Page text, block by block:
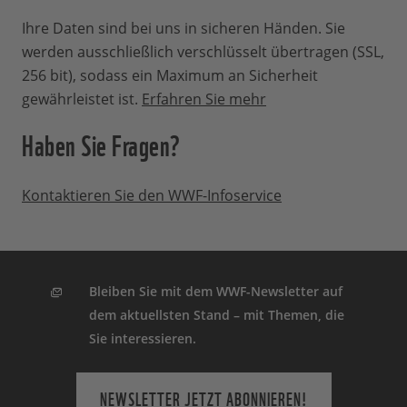
Was ist, wenn eine Patenschaft
endet?
Sollte eine Patenschaft und unsere damit
verbundene Arbeit vor Ort erfolgreich
abgeschlossen werden, informieren wir
Schließlich haben Sie zu dem
Patenschaft endet dann automatisch.
Kann man eine Patenschaft
wieder kündigen?
Ihre Daten sind bei uns in sicheren Händen. Sie
werden ausschließlich verschlüsselt übertragen (SSL,
256 bit), sodass ein Maximum an Sicherheit
gewährleistet ist. Erfahren Sie mehr
Haben Sie Fragen?
Kontaktieren Sie den WWF-Infoservice
Bleiben Sie mit dem WWF-Newsletter auf
dem aktuellsten Stand – mit Themen, die
Sie interessieren.
NEWSLETTER JETZT ABONNIEREN!